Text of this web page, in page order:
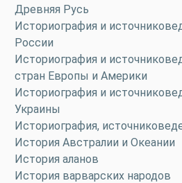
Древняя Русь
Историография и
России
Историография и
стран Европы и Америки
Историография и
Украины
Историография,
История Австралии и Океании
История аланов
История варварских народов